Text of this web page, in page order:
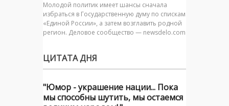
Молодой политик имеет шансы сначала
избраться в Государственную думу по спискам
«Единой России», а затем возглавить родной
регион. Деловое сообщество — newsdelo.com
ЦИТАТА ДНЯ
"Юмор - украшение нации... Пока
мы способны шутить, мы остаемся